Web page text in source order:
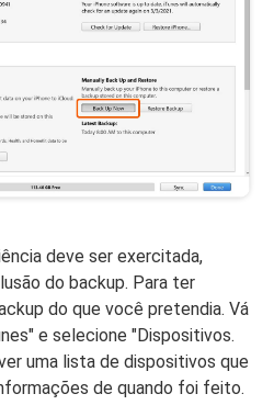
deve ser exercitada,
do backup. Para ter
do que você pretendia. Vá
e selecione "Dispositivos.
uma lista de dispositivos que
de quando foi feito.